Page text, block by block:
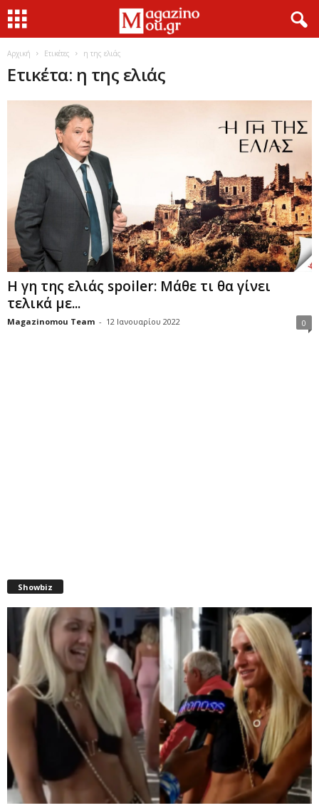
Αρχική Ετικέτες η της ελιάς
Ετικέτα: η της ελιάς
Η γη της ελιάς spoiler: Μάθε τι θα γίνει
τελικά με...
Magazinomou Team - 12 Ιανουαρίου 2022 0
Showbiz